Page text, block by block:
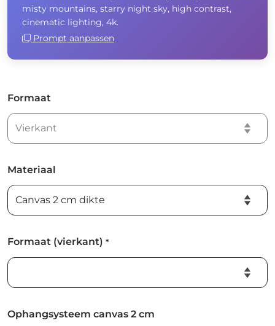
misty mountains, starry night sky, high contrast,
cinematic lighting, 4k.
Prompt aanpassen
Formaat
Materiaal
Formaat (vierkant) *
Ophangsysteem canvas 2 cm